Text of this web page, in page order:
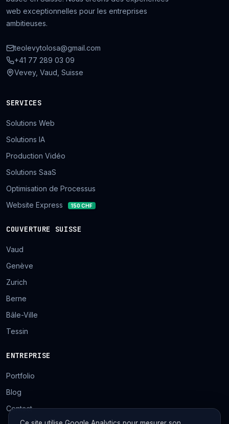
web exceptionnelles pour les entreprises
ambitieuses.
teolevytolosa@gmail.com
+41 77 289 03 09
Vevey, Vaud, Suisse
SERVICES
Solutions Web
Solutions IA
Production Vidéo
Solutions SaaS
Optimisation de Processus
Website Express
150 CHF
COUVERTURE SUISSE
Vaud
Genève
Zurich
Berne
Bâle-Ville
Tessin
ENTREPRISE
Portfolio
Blog
Contact